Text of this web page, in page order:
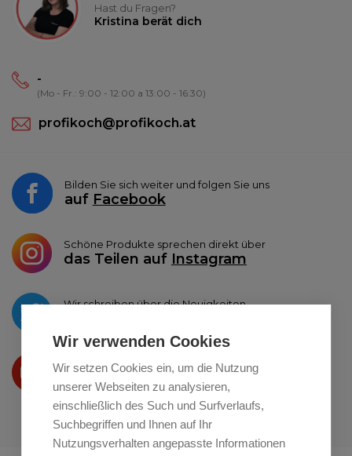
Wir verwenden Cookies
Wir setzen Cookies ein, um die Nutzung
unserer Webseiten zu analysieren,
einschließlich des Such und Surfverlaufs,
Suchbegriffen und Ihnen auf Ihr
Nutzungsverhalten angepasste Informationen
Hast du Fragen?
Kristina berät dich
-
(Mo - Fr.: 9:00 - 12:00 a 13:00 - 16:30)
profikoch@profikoch.at
Bilden Sie sich weiter und folgen Sie uns
auf Facebook
Schöne Produkte sprechen direkt über
das Teilen auf Instagram
Wir schreiben über die Neuigkeiten
Wir präsentieren Ihre produkte
Youtube